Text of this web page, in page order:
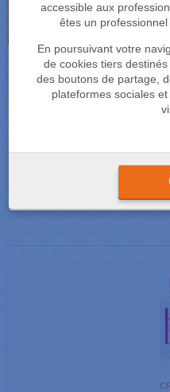
accessible aux
êtes un
En poursuivant votre
de cookies tiers
des boutons de partage,
plateformes sociales
Sélectionnez vos
MARQUE
Résultats de votre recherche :